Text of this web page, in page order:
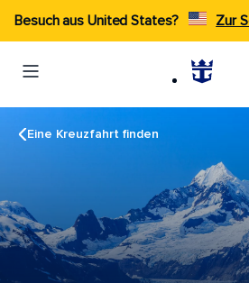
Besuch aus United States? Zur
Eine Kreuzfahrt finden